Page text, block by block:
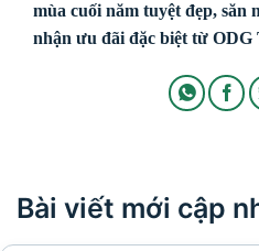
mùa cuối năm tuyệt đẹp, săn
nhận ưu đãi đặc biệt từ ODG
Bài viết mới cập